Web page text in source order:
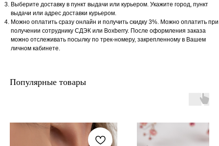
Выберите доставку в пункт выдачи или курьером. Укажите город, пункт
выдачи или адрес доставки курьером.
Можно оплатить сразу онлайн и получить скидку 3%. Можно оплатить при
получении сотруднику СДЭК или Boxberry. После оформления заказа
можно отслеживать посылку по трек-номеру, закрепленному в Вашем
личном кабинете.
Популярные товары